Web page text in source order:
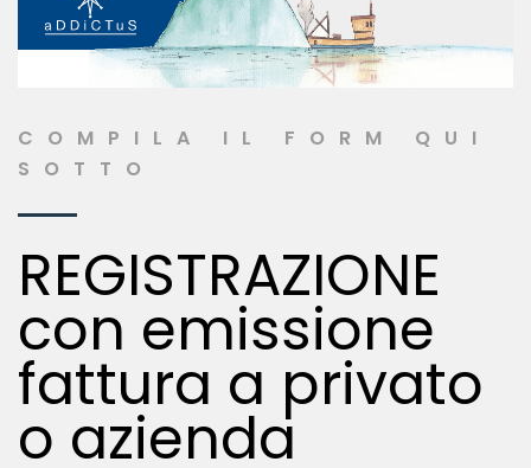
COMPILA IL FORM QUI
SOTTO
REGISTRAZIONE
con emissione
fattura a privato
o azienda